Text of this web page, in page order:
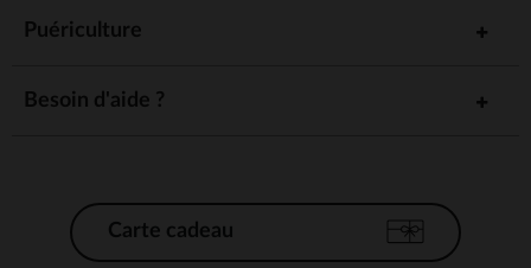
Puériculture
Besoin d'aide ?
Carte cadeau